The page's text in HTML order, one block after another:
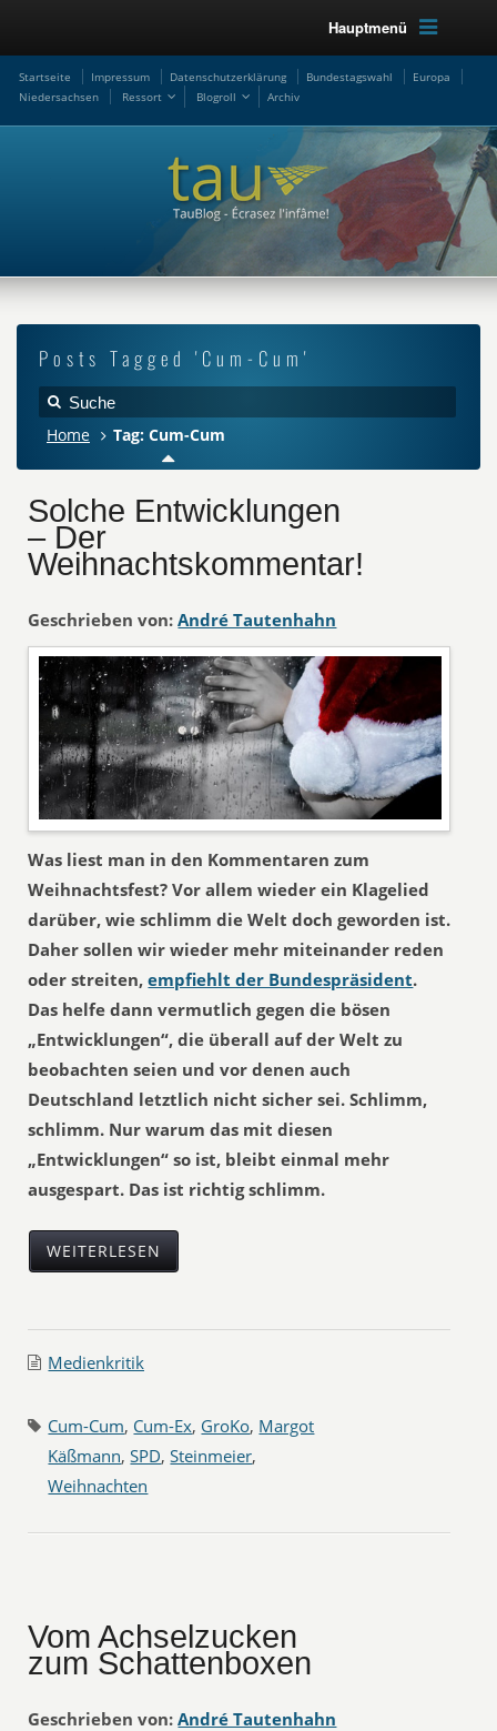
Hauptmenü
Startseite Impressum Datenschutzerklärung Bundestagswahl
Europa
Niedersachsen
Ressort Blogroll Archiv
Posts Tagged 'Cum-Cum'
Home Tag: Cum-Cum
Solche Entwicklungen
– Der
Weihnachtskommentar!
Geschrieben von: André Tautenhahn
Was liest man in den Kommentaren zum
Weihnachtsfest? Vor allem wieder ein Klagelied
darüber, wie schlimm die Welt doch geworden ist.
Daher sollen wir wieder mehr miteinander reden
oder streiten,empfiehlt der Bundespräsident.
Das helfe dann vermutlich gegen die bösen
„Entwicklungen“, die überall auf der Welt zu
beobachten seien und vor denen auch
Deutschland letztlich nicht sicher sei. Schlimm,
schlimm. Nur warum das mit diesen
„Entwicklungen“ so ist, bleibt einmal mehr
ausgespart. Das ist richtig schlimm.
WEITERLESEN
Medienkritik
Cum-Cum, Cum-Ex, GroKo, Margot
Käßmann,SPD,Steinmeier,
Weihnachten
Vom Achselzucken
zum Schattenboxen
Geschrieben von: André Tautenhahn